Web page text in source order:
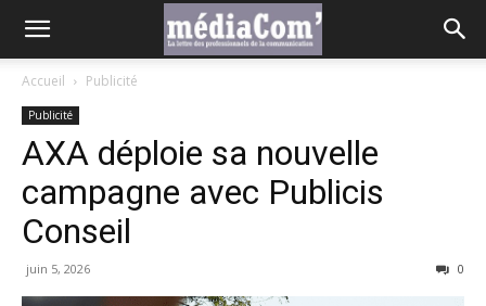
Accueil Publicité
Publicité
AXA déploie sa nouvelle
campagne avec Publicis
Conseil
juin 5, 2026 0